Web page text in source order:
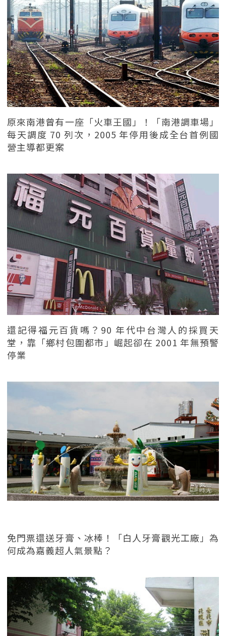
原來南港曾有一座「火車王國」！「南港調車場」
每天調度 70 列次，2005 年停用後成全台首例國
營主導都更案
還記得福元百貨嗎？90 年代中台灣人的採買天
堂，靠「鄉村包圍都市」崛起卻在 2001 年無預警
停業
免門票還送牙膏、冰棒！「白人牙膏觀光工廠」為
何成為嘉義超人氣景點？